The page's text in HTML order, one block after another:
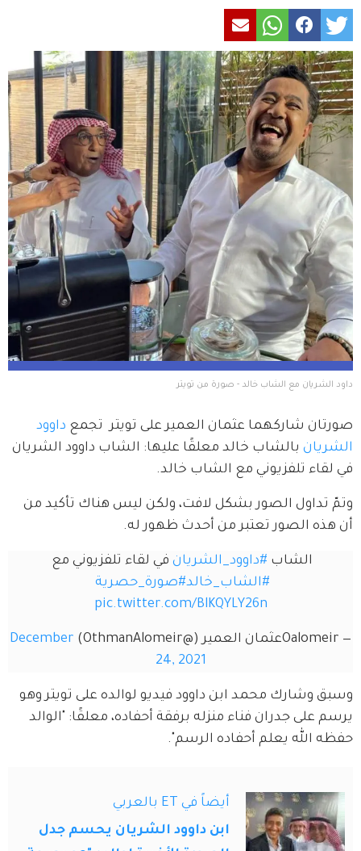
داود الشريان مع الشاب خالد - صورة من تويتر
صورتان شاركهما عثمان العمير على تويتر  تجمع داوود
الشريان بالشاب خالد معلقًا عليها: الشاب داوود الشريان
في لقاء تلفزيوني مع الشاب خالد.
وتمّ تداول الصور بشكل لافت، ولكن ليس هناك تأكيد من
أن هذه الصور تعتبر من أحدث ظهور له.
الشاب #داوود_الشريان في لقاء تلفزيوني مع
#الشاب_خالد#صورة_حصرية
pic.twitter.com/BlKQYLY26n
— Oalomeirعثمان العمير (@OthmanAlomeir)
December
24, 2021
وسبق وشارك محمد ابن داوود فيديو لوالده على تويتر وهو
يرسم على جدران فناء منزله برفقة أحفاده، معلقًا: "الوالد
حفظه الله يعلم أحفاده الرسم".
أيضاً في ET بالعربي
ابن داوود الشريان يحسم جدل